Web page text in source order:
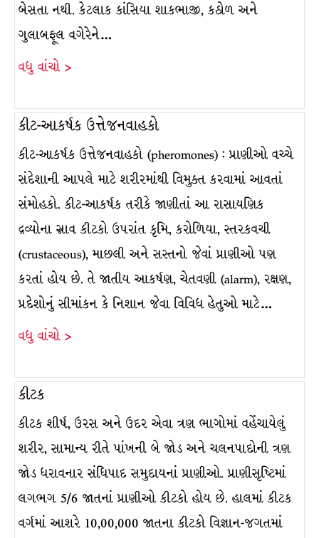
બેસતા નથી. કેટલાક કાંસિયા શાકભાજી, કઠોળ અને
ગુલાબફૂલ વગેરેને…
વધુ વાંચો >
કીટ-આકર્ષક ઉત્તેજનવાહકો
કીટ-આકર્ષક ઉત્તેજનવાહકો (pheromones) : પ્રાણીઓ વચ્ચે
સંદેશાની આપલે માટે શરીરમાંથી વિમુક્ત કરવામાં આવતાં
સંમોહકો. કીટ-આકર્ષક તરીકે જાણીતાં આ રાસાયણિક
દ્રવ્યોના સ્રાવ કીટકો ઉપરાંત કૃમિ, કરોળિયા, સ્તરકવચી
(crustaceous), માછલી અને સસ્તનો જેવાં પ્રાણીઓ પણ
કરતાં હોય છે. તે જાતીય આકર્ષણ, ચેતવણી (alarm), રક્ષણ,
પ્રદેશોનું સીમાંકન કે નિશાન જેવા વિવિધ હેતુઓ માટે…
વધુ વાંચો >
કીટક
કીટક શીર્ષ, ઉરસ અને ઉદર એવા ત્રણ ભાગોમાં વહેંચાયેલું
શરીર, સામાન્ય રીતે પાંખની બે જોડ અને ચલનપાદોની ત્રણ
જોડ ધરાવનાર સંધિપાદ સમુદાયનાં પ્રાણીઓ. પ્રાણીસૃષ્ટિમાં
લગભગ 5/6 જાતનાં પ્રાણીઓ કીટકો હોય છે. હાલમાં કીટક
વર્ગમાં આશરે 10,00,000 જાતના કીટકો વિજ્ઞાન-જગતમાં